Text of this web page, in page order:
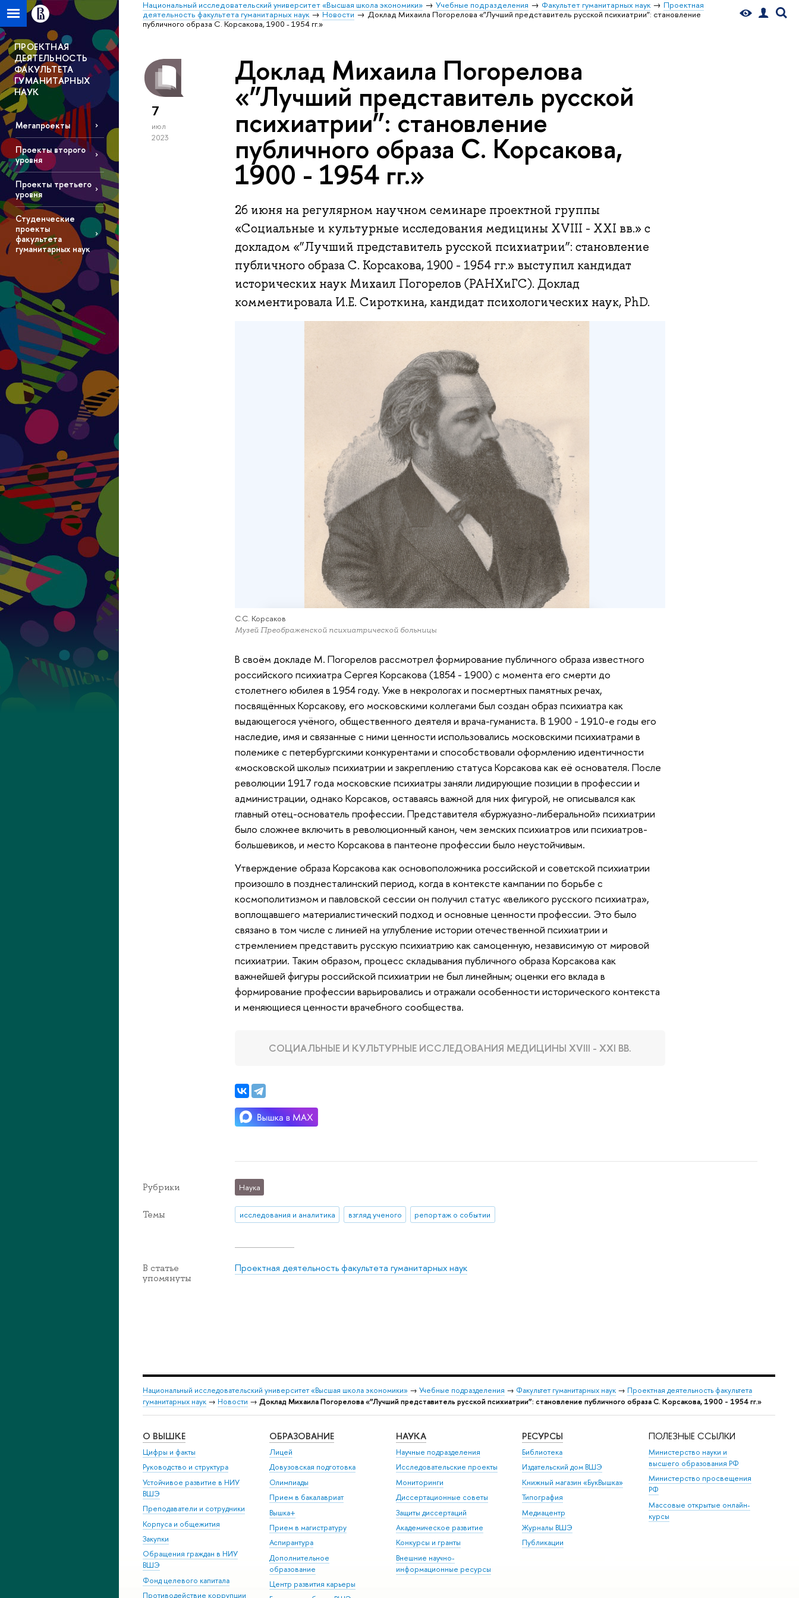
Национальный исследовательский университет «Высшая школа экономики» Учебные подразделения Факультет гуманитарных наук
Проектная
деятельность факультета гуманитарных наук
Новости
Доклад Михаила Погорелова «”Лучший представитель русской психиатрии”: становление
публичного образа С. Корсакова, 1900 - 1954 гг.»
ПРОЕКТНАЯ
ДЕЯТЕЛЬНОСТЬ
ФАКУЛЬТЕТА
ГУМАНИТАРНЫХ
НАУК
Мегапроекты
Проекты второго
уровня
Проекты третьего
уровня
Студенческие
проекты
факультета
гуманитарных наук
7
июл
2023
Доклад Михаила Погорелова
«”Лучший представитель русской
психиатрии”: становление
публичного образа С. Корсакова,
1900 - 1954 гг.»
26 июня на регулярном научном семинаре проектной группы
«Социальные и культурные исследования медицины XVIII - XXI вв.» с
докладом «”Лучший представитель русской психиатрии”: становление
публичного образа С. Корсакова, 1900 - 1954 гг.» выступил кандидат
исторических наук Михаил Погорелов (РАНХиГС). Доклад
комментировала И.Е. Сироткина, кандидат психологических наук, PhD.
С.С. Корсаков
Музей Преображенской психиатрической больницы
В своём докладе М. Погорелов рассмотрел формирование публичного образа известного
российского психиатра Сергея Корсакова (1854 - 1900) с момента его смерти до
столетнего юбилея в 1954 году. Уже в некрологах и посмертных памятных речах,
посвящённых Корсакову, его московскими коллегами был создан образ психиатра как
выдающегося учёного, общественного деятеля и врача-гуманиста. В 1900 - 1910-е годы его
наследие, имя и связанные с ними ценности использовались московскими психиатрами в
полемике с петербургскими конкурентами и способствовали оформлению идентичности
«московской школы» психиатрии и закреплению статуса Корсакова как её основателя. После
революции 1917 года московские психиатры заняли лидирующие позиции в профессии и
администрации, однако Корсаков, оставаясь важной для них фигурой, не описывался как
главный отец-основатель профессии. Представителя «буржуазно-либеральной» психиатрии
было сложнее включить в революционный канон, чем земских психиатров или психиатров-
большевиков, и место Корсакова в пантеоне профессии было неустойчивым.
Утверждение образа Корсакова как основоположника российской и советской психиатрии
произошло в позднесталинский период, когда в контексте кампании по борьбе с
космополитизмом и павловской сессии он получил статус «великого русского психиатра»,
воплощавшего материалистический подход и основные ценности профессии. Это было
связано в том числе с линией на углубление истории отечественной психиатрии и
стремлением представить русскую психиатрию как самоценную, независимую от мировой
психиатрии. Таким образом, процесс складывания публичного образа Корсакова как
важнейшей фигуры российской психиатрии не был линейным; оценки его вклада в
формирование профессии варьировались и отражали особенности исторического контекста
и меняющиеся ценности врачебного сообщества.
СОЦИАЛЬНЫЕ И КУЛЬТУРНЫЕ ИССЛЕДОВАНИЯ МЕДИЦИНЫ XVIII - XXI ВВ.
Рубрики Наука
Темы исследования и аналитика взгляд ученого репортаж о событии
В статье
упомянуты
Проектная деятельность факультета гуманитарных наук
Национальный исследовательский университет «Высшая школа экономики» → Учебные подразделения → Факультет гуманитарных наук → Проектная деятельность факультета
гуманитарных наук → Новости → Доклад Михаила Погорелова «”Лучший представитель русской психиатрии”: становление публичного образа С. Корсакова, 1900 - 1954 гг.»
О ВЫШКЕ
Цифры и факты
Руководство и структура
Устойчивое развитие в НИУ
ВШЭ
Преподаватели и сотрудники
Корпуса и общежития
Закупки
Обращения граждан в НИУ
ВШЭ
Фонд целевого капитала
Противодействие коррупции
ОБРАЗОВАНИЕ
Лицей
Довузовская подготовка
Олимпиады
Прием в бакалавриат
Вышка+
Прием в магистратуру
Аспирантура
Дополнительное
образование
Центр развития карьеры
НАУКА
Научные подразделения
Исследовательские проекты
Мониторинги
Диссертационные советы
Защиты диссертаций
Академическое развитие
Конкурсы и гранты
Внешние научно-
информационные ресурсы
РЕСУРСЫ
Библиотека
Издательский дом ВШЭ
Книжный магазин «БукВышка»
Типография
Медиацентр
Журналы ВШЭ
Публикации
ПОЛЕЗНЫЕ ССЫЛКИ
Министерство науки и
высшего образования РФ
Министерство просвещения
РФ
Массовые открытые онлайн-
курсы